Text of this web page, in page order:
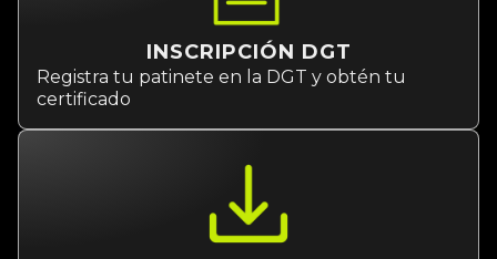
INSCRIPCIÓN DGT
Registra tu patinete en la DGT y obtén tu
certificado